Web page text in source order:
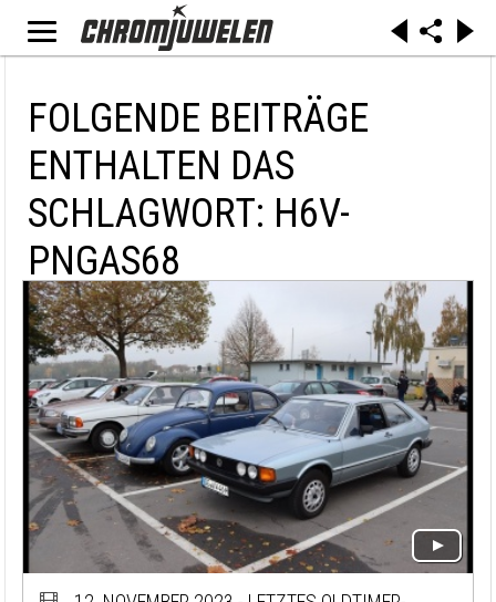
FOLGENDE BEITRÄGE
ENTHALTEN DAS
SCHLAGWORT: H6V-
PNGAS68